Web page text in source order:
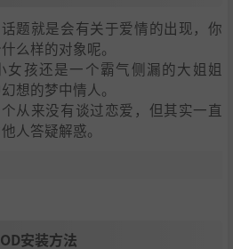
题就是会有关于爱情的出现，你
么样的对象呢。
女孩还是一个霸气侧漏的大姐姐
想的梦中情人。
从来没有谈过恋爱，但其实一直
人答疑解惑。
安装方法